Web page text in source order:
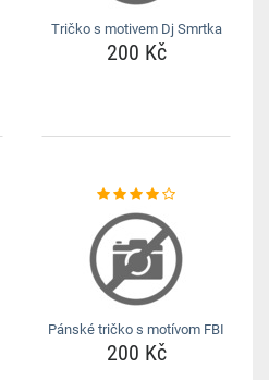
Tričko s motivem Dj Smrtka
200 Kč
Pánské tričko s motívom FBI
200 Kč